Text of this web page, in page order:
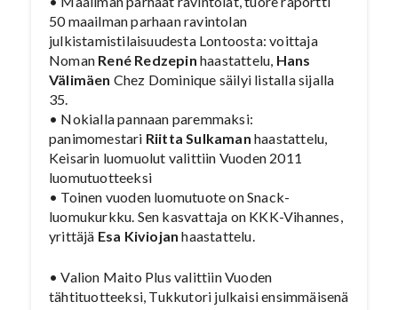
50 maailman parhaan ravintolan
julkistamistilaisuudesta Lontoosta: voittaja
Noman René Redzepin haastattelu, Hans
Välimäen Chez Dominique säilyi listalla sijalla
35.
• Nokialla pannaan paremmaksi:
panimomestari Riitta Sulkaman haastattelu,
Keisarin luomuolut valittiin Vuoden 2011
luomutuotteeksi
• Toinen vuoden luomutuote on Snack-
luomukurkku. Sen kasvattaja on KKK-Vihannes,
yrittäjä Esa Kiviojan haastattelu.
• Valion Maito Plus valittiin Vuoden
tähtituotteeksi, Tukkutori julkaisi ensimmäisenä